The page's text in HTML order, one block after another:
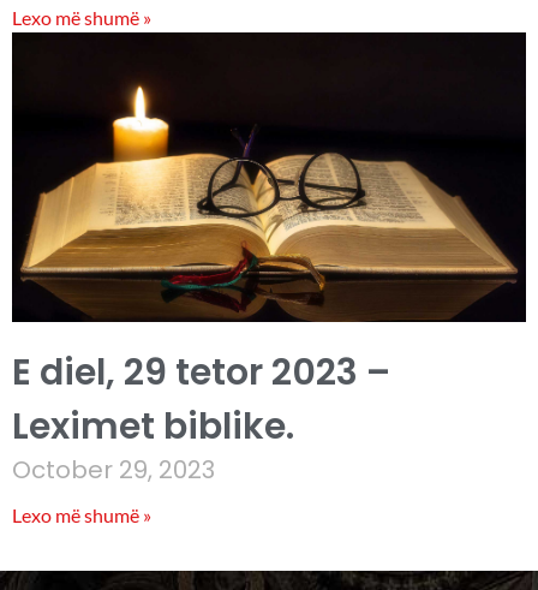
Lexo më shumë »
E diel, 29 tetor 2023 –
Leximet biblike.
October 29, 2023
Lexo më shumë »